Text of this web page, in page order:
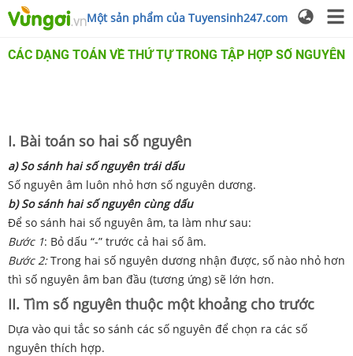
Một sản phẩm của Tuyensinh247.com
CÁC DẠNG TOÁN VỀ THỨ TỰ TRONG TẬP HỢP SỐ NGUYÊN
I. Bài toán so hai số nguyên
a) So sánh hai số nguyên trái dấu
Số nguyên âm luôn nhỏ hơn số nguyên dương.
b) So sánh hai số nguyên cùng dấu
Để so sánh hai số nguyên âm, ta làm như sau:
Bước 1: Bỏ dấu “-” trước cả hai số âm.
Bước 2:Trong hai số nguyên dương nhận được, số nào nhỏ hơn
thì số nguyên âm ban đầu (tương ứng) sẽ lớn hơn.
II. Tìm số nguyên thuộc một khoảng cho trước
Dựa vào qui tắc so sánh các số nguyên để chọn ra các số
nguyên thích hợp.